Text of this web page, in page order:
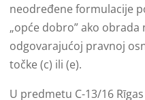
neodređene formulacije
„opće dobro” ako
odgovarajućoj pravnoj
točke (c) ili (e).
U predmetu C-13/16